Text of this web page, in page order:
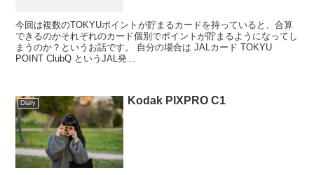
今回は複数のTOKYUポイントが貯まるカードを持っていると、合算
できるのかそれぞれのカード個別でポイントが貯まるようになってし
まうのか？というお話です。 自分の場合は JALカード TOKYU
POINT ClubQ というJAL発...
Diary Kodak PIXPRO C1